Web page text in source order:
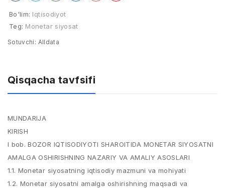
Bo'lim: Iqtisodiyot
Teg: Monetar siyosat
Sotuvchi: Alldata
Qisqacha tavfsifi
MUNDARIJA
KIRISH
I bob. BOZOR IQTISODIYOTI SHAROITIDA MONETAR SIYOSATNI
AMALGA OSHIRISHNING NAZARIY VA AMALIY ASOSLARI
1.1. Monetar siyosatning iqtisodiy mazmuni va mohiyati
1.2. Monetar siyosatni amalga oshirishning maqsadi va